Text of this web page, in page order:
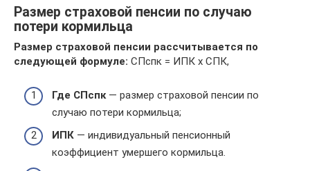
Размер страховой пенсии по случаю
потери кормильца
Размер страховой пенсии рассчитывается по
следующей формуле: СПспк = ИПК x СПК,
Где СПспк— размер страховой пенсии по
случаю потери кормильца;
ИПК — индивидуальный пенсионный
коэффициент умершего кормильца.